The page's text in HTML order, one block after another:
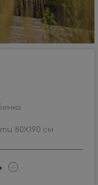
80X190 см